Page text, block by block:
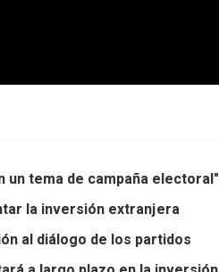
un tema de campaña electoral"
la inversión extranjera
al diálogo de los partidos